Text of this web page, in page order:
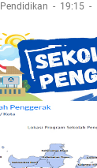
19:15